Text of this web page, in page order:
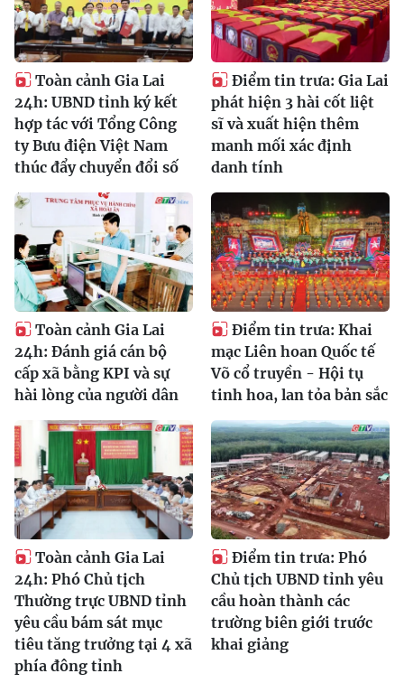
Toàn cảnh Gia Lai
24h: UBND tỉnh ký kết
hợp tác với Tổng Công
ty Bưu điện Việt Nam
thúc đẩy chuyển đổi số
Điểm tin trưa: Gia Lai
phát hiện 3 hài cốt liệt
sĩ và xuất hiện thêm
manh mối xác định
danh tính
Toàn cảnh Gia Lai
24h: Đánh giá cán bộ
cấp xã bằng KPI và sự
hài lòng của người dân
Điểm tin trưa: Khai
mạc Liên hoan Quốc tế
Võ cổ truyền - Hội tụ
tinh hoa, lan tỏa bản sắc
Toàn cảnh Gia Lai
24h: Phó Chủ tịch
Thường trực UBND tỉnh
yêu cầu bám sát mục
tiêu tăng trưởng tại 4 xã
phía đông tỉnh
Điểm tin trưa: Phó
Chủ tịch UBND tỉnh yêu
cầu hoàn thành các
trường biên giới trước
khai giảng